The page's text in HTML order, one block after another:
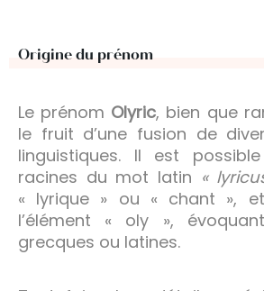
Origine du prénom
Le prénom Olyric, bien que
le fruit d’une fusion de
linguistiques. Il est
racines du mot latin «
« lyrique » ou « chant »,
l’élément « oly »,
grecques ou latines.